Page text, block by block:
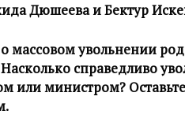
Дюшеева и Бектур
массовом увольнении
Насколько справедливо
или министром?